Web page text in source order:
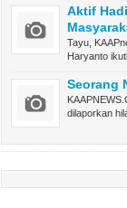
Aktif
Tayu,
Haryanto
Seorang
dilaporkan